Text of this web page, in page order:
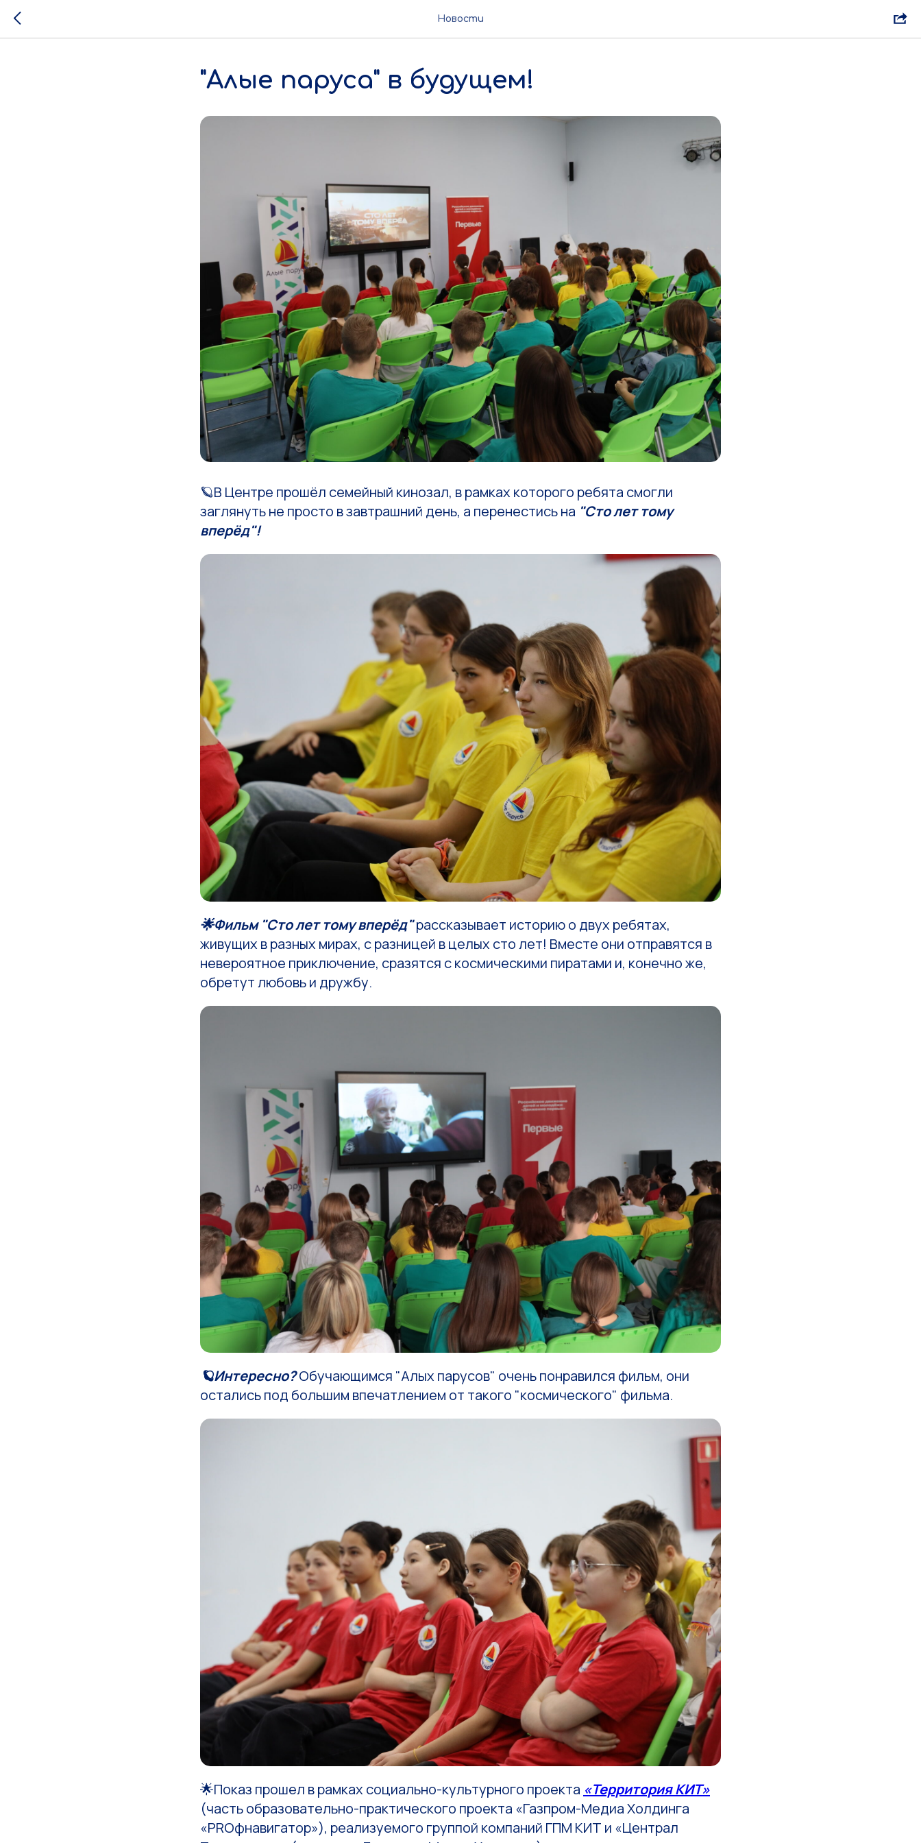
Новости
"Алые паруса" в будущем!
🪐В Центре прошёл семейный кинозал, в рамках которого ребята смогли
заглянуть не просто в завтрашний день, а перенестись на "Сто лет тому
вперёд"!
️🌟Фильм "Сто лет тому вперёд"рассказывает историю о двух ребятах,
живущих в разных мирах, с разницей в целых сто лет! Вместе они отправятся в
невероятное приключение, сразятся с космическими пиратами и, конечно же,
обретут любовь и дружбу.
🪐Интересно?Обучающимся "Алых парусов" очень понравился фильм, они
остались под большим впечатлением от такого "космического" фильма.
️🌟Показ прошел в рамках социально-культурного проекта «Территория КИТ»
(часть образовательно-практического проекта «Газпром-Медиа Холдинга
«PROфнавигатор»), реализуемого группой компаний ГПМ КИТ и «Централ